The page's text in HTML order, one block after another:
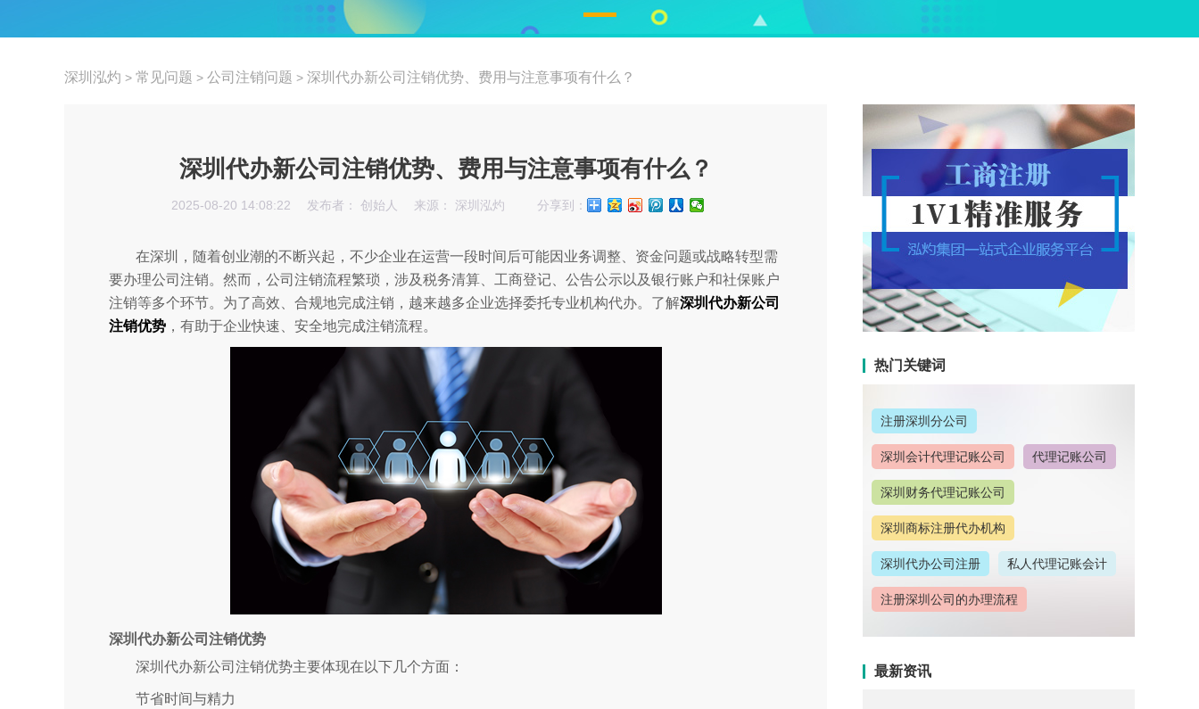
深圳泓灼 > 常见问题 > 公司注销问题 > 深圳代办新公司注销优势、费用与注意事项有什么？
深圳代办新公司注销优势、费用与注意事项有什么？
2025-08-20 14:08:22 发布者： 创始人 来源： 深圳泓灼 分享到：
在深圳，随着创业潮的不断兴起，不少企业在运营一段时间后可能因业务调整、资金问题或战略转型需
要办理公司注销。然而，公司注销流程繁琐，涉及税务清算、工商登记、公告公示以及银行账户和社保账户
注销等多个环节。为了高效、合规地完成注销，越来越多企业选择委托专业机构代办。了解深圳代办新公司
注销优势 ，有助于企业快速、安全地完成注销流程。
深圳代办新公司注销优势
深圳代办新公司注销优势主要体现在以下几个方面：
节省时间与精力
热门关键词
注册深圳分公司
深圳会计代理记账公司 代理记账公司
深圳财务代理记账公司
深圳商标注册代办机构
深圳代办公司注册 私人代理记账会计
注册深圳公司的办理流程
深圳公司注册流程 深圳商标注册要求
深圳公司注册地址变更
最新资讯